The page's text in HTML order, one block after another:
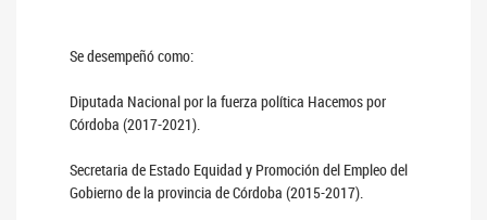
Se desempeñó como:
Diputada Nacionalpor la fuerza política Hacemos por
Córdoba (2017-2021).
Secretaria de Estado Equidad y Promoción del Empleo del
Gobierno de la provincia de Córdoba (2015-2017).